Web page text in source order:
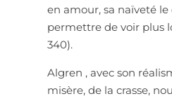
en amour, sa naïveté
permettre de voir plus
340).
Algren , avec son
misère, de la crasse,